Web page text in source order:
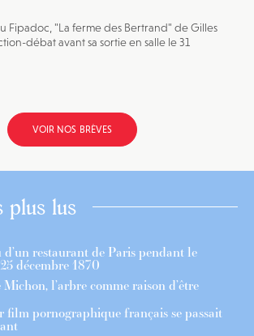
Fipadoc, "La ferme des Bertrand" de Gilles
débat avant sa sortie en salle le 31
VOIR NOS BRÈVES
plus lus
d’un restaurant de Paris pendant le
décembre 1870
Michon, l’arbre comme raison d’être
film pornographique français se passait